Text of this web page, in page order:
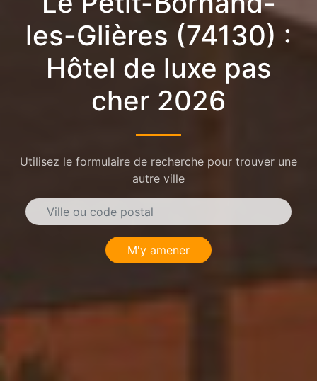
les-Glières (74130) :
Hôtel de luxe pas
cher 2026
Utilisez le formulaire de recherche pour trouver une
autre ville
M'y amener